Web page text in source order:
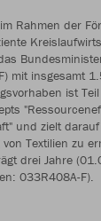
Rahmen der
mit insgesamt
ist
und zielt
Textilien zu
drei Jahre
033R408A-F).